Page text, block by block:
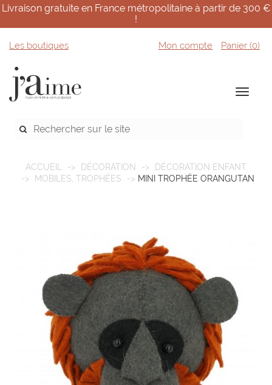
Livraison gratuite en France métropolitaine à partir de 300 €
!
Les boutiques Mon compte Panier (0)
ACCUEIL DÉCORATION
DÉCORATION ENFANT
MOBILES, TROPHÉES
MINI TROPHÉE ORANGUTAN